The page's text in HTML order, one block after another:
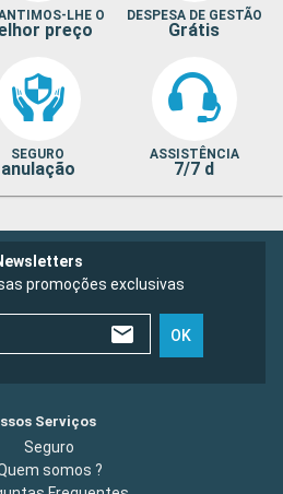
LHE O
preço
DESPESA DE GESTÃO
Grátis
SEGURO
anulação
ASSISTÊNCIA
7/7 d
promoções exclusivas
OK
Serviços
Seguro
somos ?